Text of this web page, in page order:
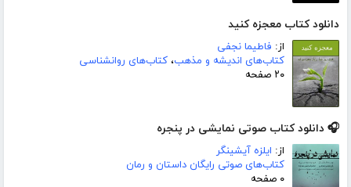
دانلود کتاب معجزه کنید
از: فاطیما نجفی
کتاب‌های اندیشه و مذهب، کتاب‌های روانشناسی
۲۰ صفحه
🎧 دانلود کتاب صوتی نمایشی در پنجره
از: ایلزه آیشینگر
کتاب‌های صوتی رایگان داستان و رمان
۰ صفحه